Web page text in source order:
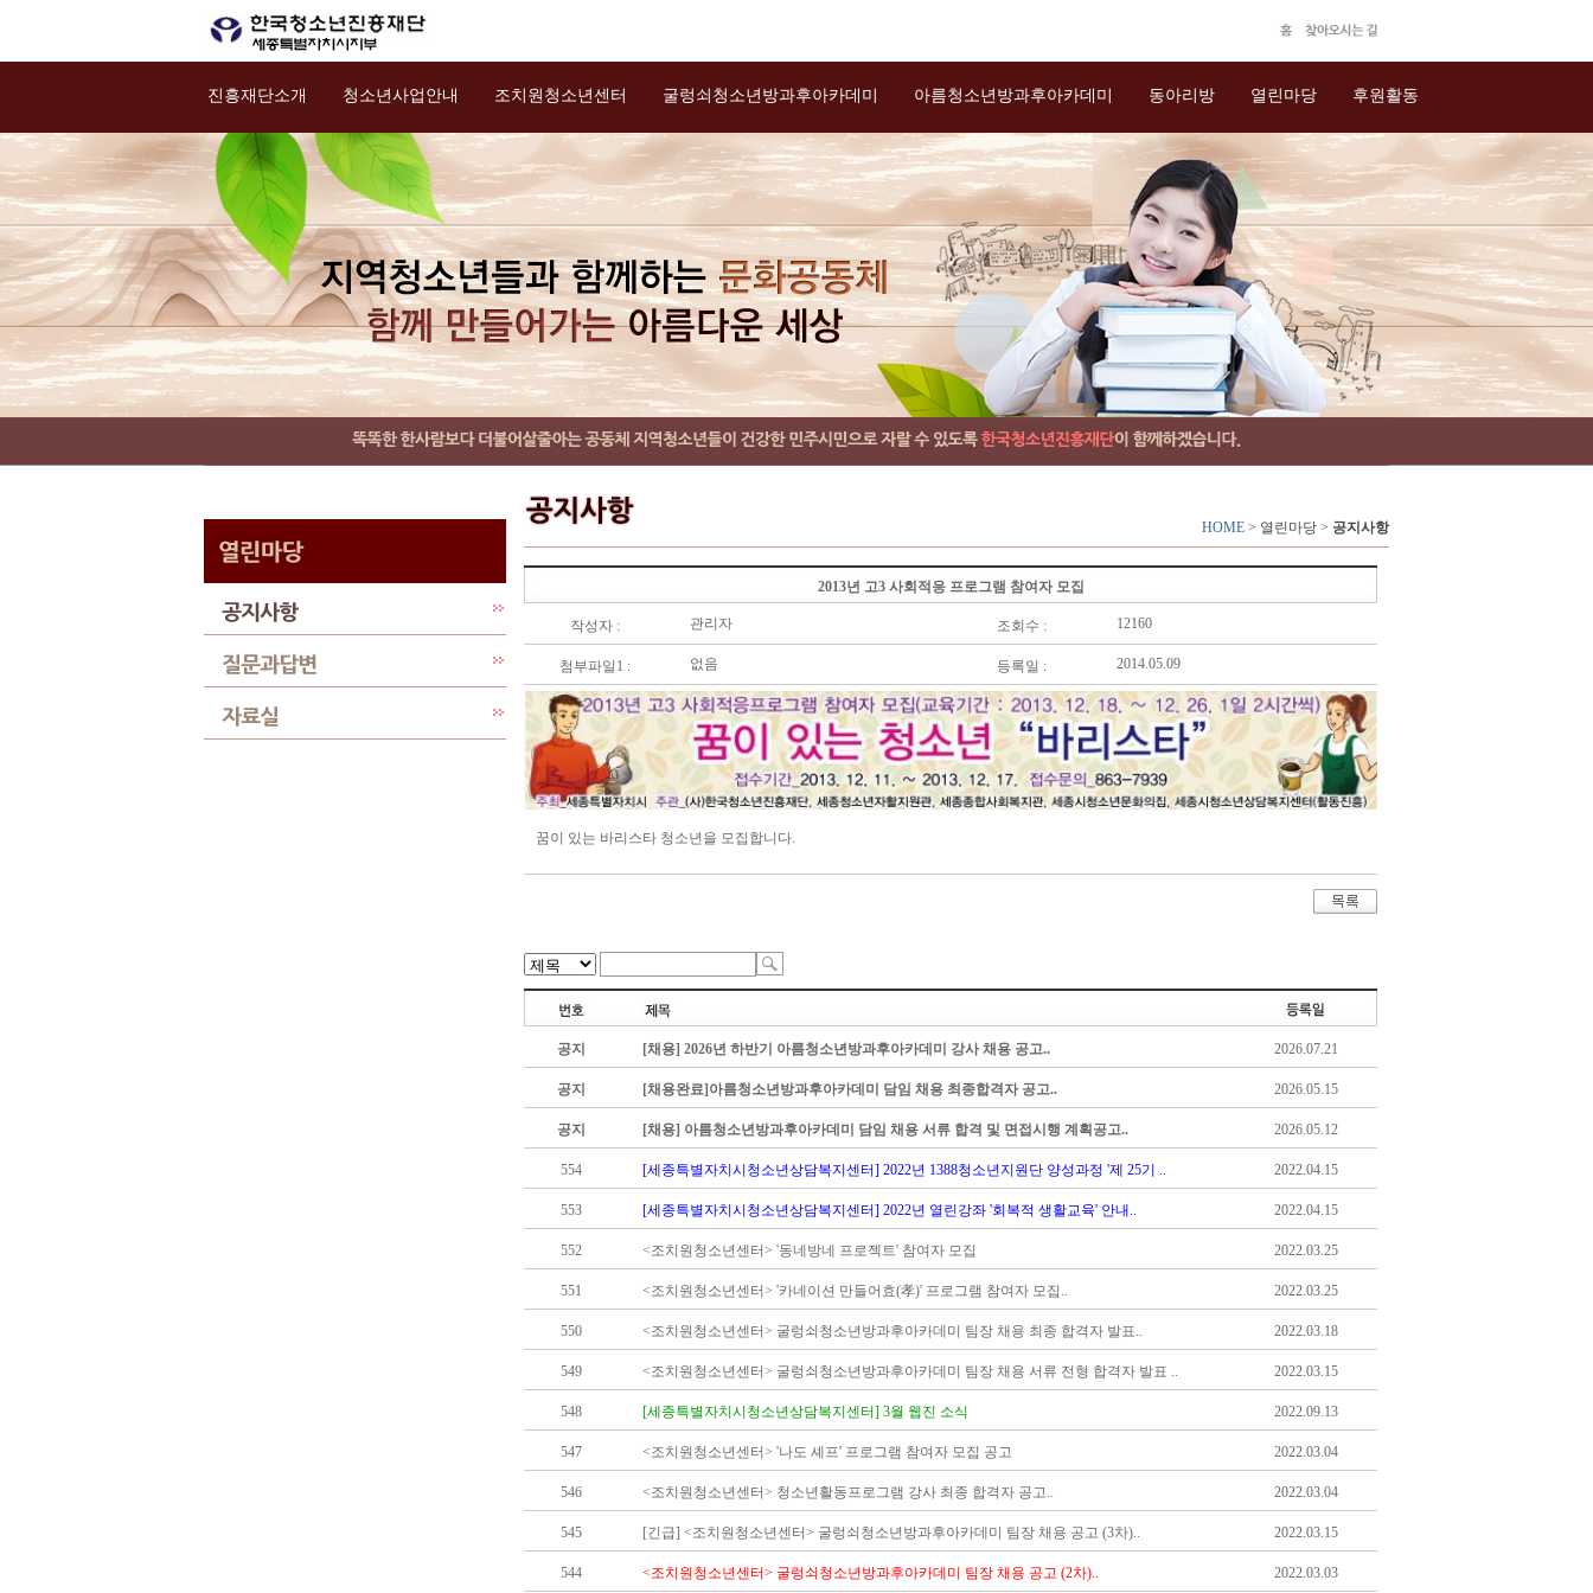
진흥재단소개 청소년사업안내 조치원청소년센터 굴렁쇠청소년방과후아카데미 아름청소년방과후아카데미 동아리방 열린마당 후원활동
HOME > 열린마당 > 공지사항
2013년 고3 사회적응 프로그램 참여자 모집
작성자 : 관리자 조회수 : 12160
첨부파일1 : 없음 등록일 : 2014.05.09
꿈이 있는 바리스타 청소년을 모집합니다.
공지 [채용] 2026년 하반기 아름청소년방과후아카데미 강사 채용 공고.. 2026.07.21
공지 [채용완료]아름청소년방과후아카데미 담임 채용 최종합격자 공고.. 2026.05.15
공지 [채용] 아름청소년방과후아카데미 담임 채용 서류 합격 및 면접시행 계획공고.. 2026.05.12
554 [세종특별자치시청소년상담복지센터] 2022년 1388청소년지원단 양성과정 '제 25기 .. 2022.04.15
553 [세종특별자치시청소년상담복지센터] 2022년 열린강좌 '회복적 생활교육' 안내.. 2022.04.15
552 <조치원청소년센터> '동네방네 프로젝트' 참여자 모집 2022.03.25
551 <조치원청소년센터> '카네이션 만들어효(孝)' 프로그램 참여자 모집.. 2022.03.25
550 <조치원청소년센터> 굴렁쇠청소년방과후아카데미 팀장 채용 최종 합격자 발표.. 2022.03.18
549 <조치원청소년센터> 굴렁쇠청소년방과후아카데미 팀장 채용 서류 전형 합격자 발표 .. 2022.03.15
548 [세종특별자치시청소년상담복지센터] 3월 웹진 소식 2022.09.13
547 <조치원청소년센터> '나도 셰프' 프로그램 참여자 모집 공고 2022.03.04
546 <조치원청소년센터> 청소년활동프로그램 강사 최종 합격자 공고.. 2022.03.04
545 [긴급] <조치원청소년센터> 굴렁쇠청소년방과후아카데미 팀장 채용 공고 (3차).. 2022.03.15
544 <조치원청소년센터> 굴렁쇠청소년방과후아카데미 팀장 채용 공고 (2차).. 2022.03.03